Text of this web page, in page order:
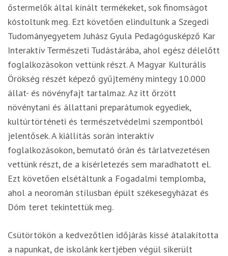
őstermelők által kínált termékeket, sok finomságot
kóstoltunk meg. Ezt követően elindultunk a Szegedi
Tudományegyetem Juhász Gyula Pedagógusképző Kar
Interaktív Természeti Tudástárába, ahol egész délelőtt
foglalkozásokon vettünk részt. A Magyar Kulturális
Örökség részét képező gyűjtemény mintegy 10.000
állat- és növényfajt tartalmaz. Az itt őrzött
növénytani és állattani preparátumok egyediek,
kultúrtörténeti és természetvédelmi szempontból
jelentősek. A kiállítás során interaktív
foglalkozásokon, bemutató órán és tárlatvezetésen
vettünk részt, de a kísérletezés sem maradhatott el.
Ezt követően elsétáltunk a Fogadalmi templomba,
ahol a neoromán stílusban épült székesegyházat és
Dóm teret tekintettük meg.
Csütörtökön a kedvezőtlen időjárás kissé átalakította
a napunkat, de iskolánk kertjében végül sikerült